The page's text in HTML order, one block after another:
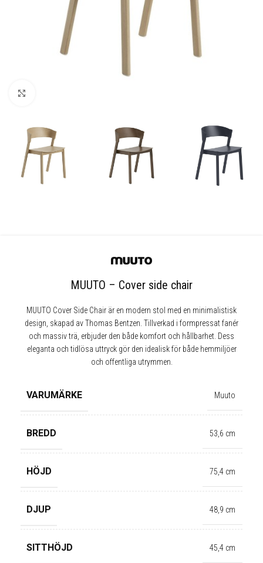
MUUTO – Cover side chair
MUUTO Cover Side Chair är en modern stol med en minimalistisk
design, skapad av Thomas Bentzen. Tillverkad i formpressat fanér
och massiv trä, erbjuder den både komfort och hållbarhet. Dess
eleganta och tidlösa uttryck gör den idealisk för både hemmiljöer
och offentliga utrymmen.
VARUMÄRKE Muuto
BREDD 53,6 cm
HÖJD 75,4 cm
DJUP 48,9 cm
SITTHÖJD 45,4 cm